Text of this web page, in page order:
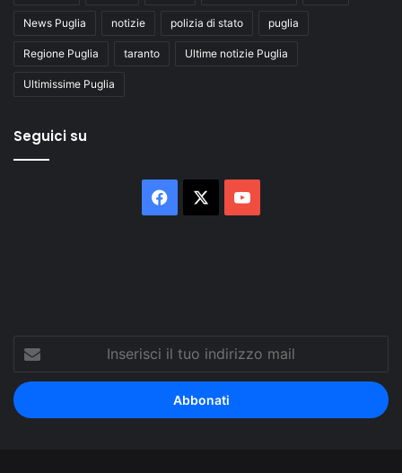
News Puglia notizie polizia di stato puglia
Regione Puglia taranto Ultime notizie Puglia
Ultimissime Puglia
Seguici su
Facebook You
tuo
indirizzo
mail